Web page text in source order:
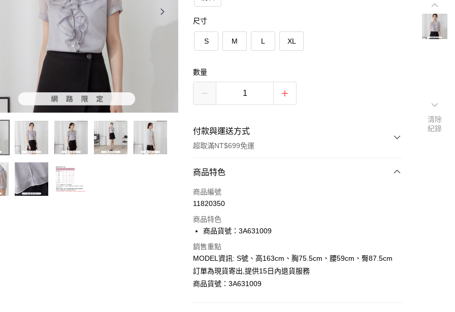
尺寸
S M L XL
數量
付款與運送方式
超取滿NT$699免運
付款方式
信用卡一次付款
LINE Pay
Apple Pay
商品特色
商品編號
11820350
商品特色
商品貨號：3A631009
銷售重點
MODEL資訊: S號、高163cm、胸75.5cm、腰59cm、臀87.5cm
訂單為現貨寄出,提供15日內退貨服務
商品貨號：3A631009
清除
紀錄